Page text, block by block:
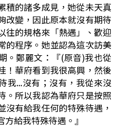
積的諸多成見，她從未天真
改變，因此原本就沒有期待
往的規格來「熱遇」、歡迎
的程序。她並認為這次訪美
。鄭麗文：『(原音)我也從
！華府看到我很高興，然後
我...沒有；沒有，我從來沒
。所以我認為華府只是按照
沒有給我任何的特殊待遇，
給我特殊待遇。』